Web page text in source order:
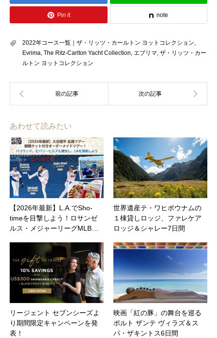
Pin it note
2022年コース一覧｜ザ・リッツ・カールトン ヨットコレクション,
Evrima, The Ritz-Carlton Yacht Collection, エブリマ, ザ・リッツ・カー
ルトン ヨットコレクション
あわせて読みたい
【2026年最新】L.A.でSho-
timeを目撃しよう！ロサンゼ
ルス・メジャーリーグMLB…
世界遺産テ・ワヒポウナムの
１棟貸しロッジ、ファレケア
ロッジ＆シャレー7日間
リージェント セブンシーズよ
り期間限定キャンペーンを発
表！
映画「紅の豚」の舞台を巡る
ポルト ザンテ ヴィラズ＆ス
パ・ザキントス6日間